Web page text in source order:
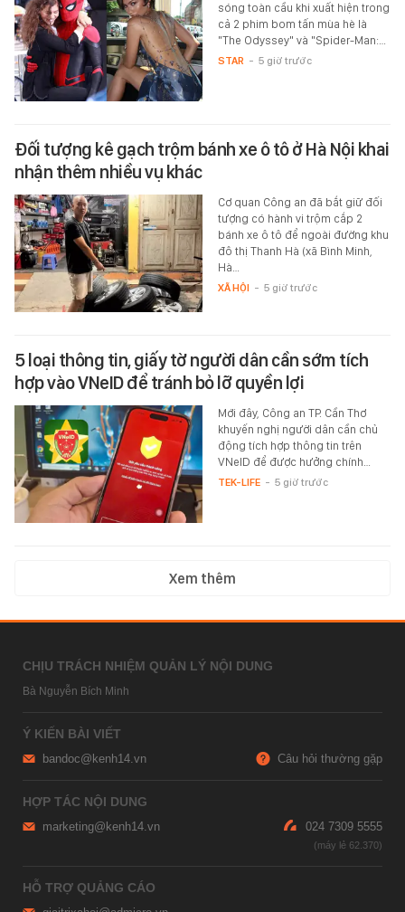
sóng toàn cầu khi xuất hiện trong
cả 2 phim bom tấn mùa hè là
"The Odyssey" và "Spider-Man:…
STAR - 5 giờ trước
Đối tượng kê gạch trộm bánh xe ô tô ở Hà Nội khai
nhận thêm nhiều vụ khác
Cơ quan Công an đã bắt giữ đối
tượng có hành vi trộm cắp 2
bánh xe ô tô để ngoài đường khu
đô thị Thanh Hà (xã Bình Minh,
Hà…
XÃ HỘI - 5 giờ trước
5 loại thông tin, giấy tờ người dân cần sớm tích
hợp vào VNeID để tránh bỏ lỡ quyền lợi
Mới đây, Công an TP. Cần Thơ
khuyến nghị người dân cần chủ
động tích hợp thông tin trên
VNeID để được hưởng chính…
TEK-LIFE - 5 giờ trước
Xem thêm
CHỊU TRÁCH NHIỆM QUẢN LÝ NỘI DUNG
Bà Nguyễn Bích Minh
Ý KIẾN BÀI VIẾT
bandoc@kenh14.vn Câu hỏi thường gặp
HỢP TÁC NỘI DUNG
marketing@kenh14.vn 024 7309 5555
HỖ TRỢ QUẢNG CÁO